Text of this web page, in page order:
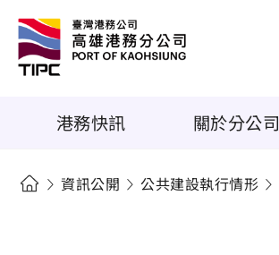
港務快訊 關於分公司
資訊公開 公共建設執行情形